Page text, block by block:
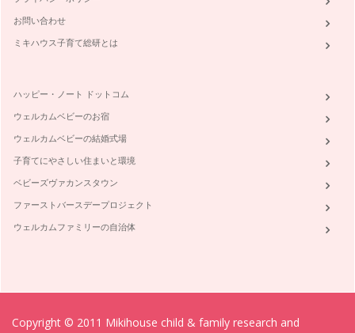
お問い合わせ
ミキハウス子育て総研とは
ハッピー・ノート ドットコム
ウェルカムベビーのお宿
ウェルカムベビーの結婚式場
子育てにやさしい住まいと環境
ベビーズヴァカンスタウン
ファーストバースデープロジェクト
ウェルカムファミリーの自治体
Copyright © 2011 Mikihouse child & family research and